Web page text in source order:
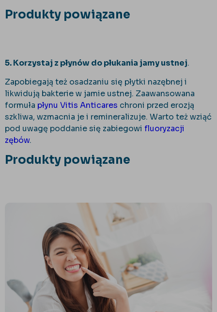
Produkty powiązane
5. Korzystaj z płynów do płukania jamy ustnej.
Zapobiegają też osadzaniu się płytki nazębnej i
likwidują bakterie w jamie ustnej. Zaawansowana
formuła płynu Vitis Anticares chroni przed erozją
szkliwa, wzmacnia je i remineralizuje. Warto też wziąć
pod uwagę poddanie się zabiegowi fluoryzacji
zębów.
Produkty powiązane